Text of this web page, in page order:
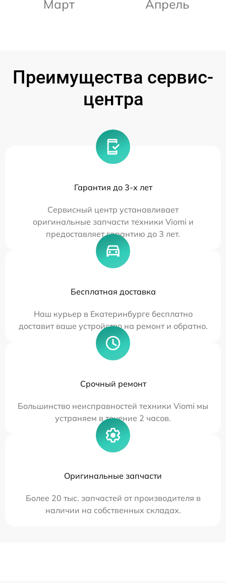
Март Апрель
Преимущества сервис-
центра
Гарантия до 3-х лет
Сервисный центр устанавливает
оригинальные запчасти техники Viomi и
предоставляет гарантию до 3 лет.
Бесплатная доставка
Наш курьер в Екатеринбурге бесплатно
доставит ваше устройство на ремонт и обратно.
Срочный ремонт
Большинство неисправностей техники Viomi мы
устраняем в течение 2 часов.
Оригинальные запчасти
Более 20 тыс. запчастей от производителя в
наличии на собственных складах.